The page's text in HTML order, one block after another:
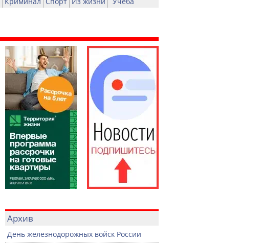
Печать
Архив
День железнодорожных войск России